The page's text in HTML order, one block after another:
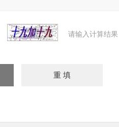
请输入计算结